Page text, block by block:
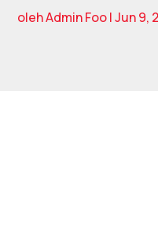
olehAdmin Foo|Jun 9,